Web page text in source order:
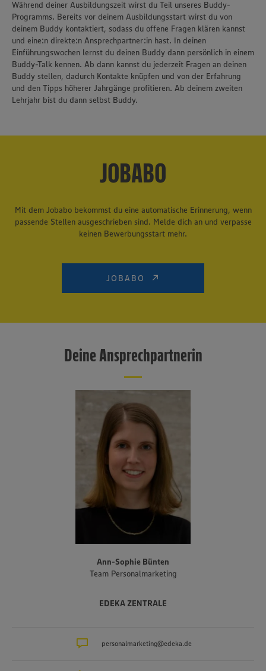
Während deiner Ausbildungszeit wirst du Teil unseres Buddy-
Programms. Bereits vor deinem Ausbildungsstart wirst du von
deinem Buddy kontaktiert, sodass du offene Fragen klären kannst
und eine:n direkte:n Ansprechpartner:in hast. In deinen
Einführungswochen lernst du deinen Buddy dann persönlich in einem
Buddy-Talk kennen. Ab dann kannst du jederzeit Fragen an deinen
Buddy stellen, dadurch Kontakte knüpfen und von der Erfahrung
und den Tipps höherer Jahrgänge profitieren. Ab deinem zweiten
Lehrjahr bist du dann selbst Buddy.
JOBABO
Mit dem Jobabo bekommst du eine automatische Erinnerung, wenn
passende Stellen ausgeschrieben sind. Melde dich an und verpasse
keinen Bewerbungsstart mehr.
JOBABO
Deine Ansprechpartnerin
Ann-Sophie Bünten
Team Personalmarketing
EDEKA ZENTRALE
personalmarketing@edeka.de